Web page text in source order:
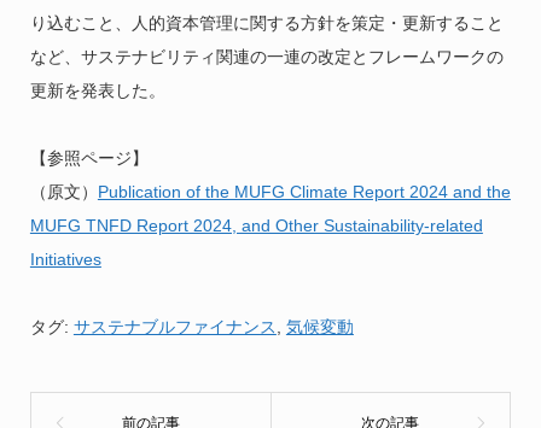
り込むこと、人的資本管理に関する方針を策定・更新すること
など、サステナビリティ関連の一連の改定とフレームワークの
更新を発表した。
【参照ページ】
（原文） Publication of the MUFG Climate Report 2024 and the
MUFG TNFD Report 2024, and Other Sustainability-related
Initiatives
タグ: サステナブルファイナンス 気候変動